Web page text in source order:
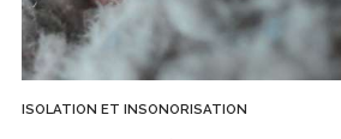
ISOLATION ET INSONORISATION